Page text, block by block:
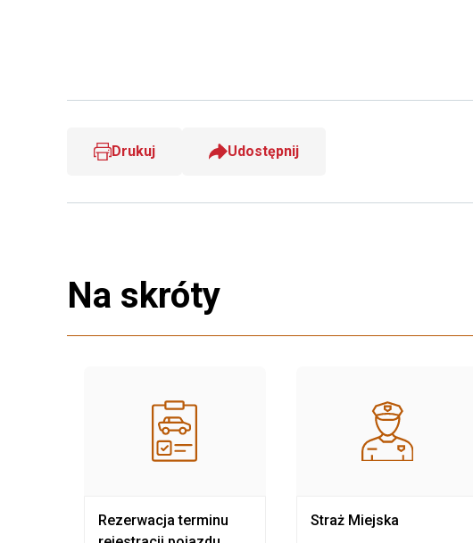
Drukuj Udostępnij
Na skróty
Rezerwacja terminu
Straż Miejska